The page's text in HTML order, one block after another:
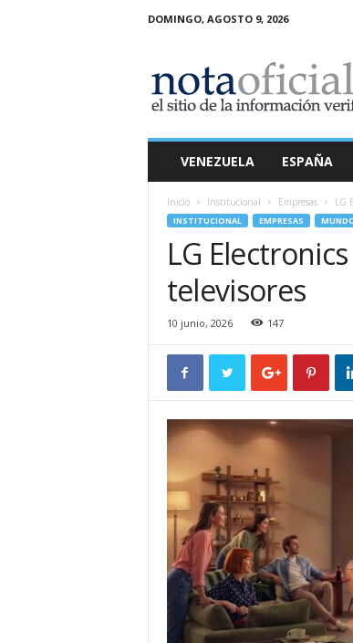
DOMINGO, AGOSTO 9, 2026
a
O
VENEZUELA ESPAÑA
Inicio Institucional Empresas LG
INSTITUCIONAL EMPRESAS
LG
televisores
10 junio, 2026 147